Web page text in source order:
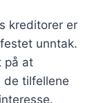
kreditorer er
unntak.
på at
de tilfellene